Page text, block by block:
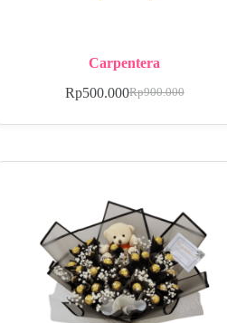
Carpentera
Rp900.000
Rp500.000